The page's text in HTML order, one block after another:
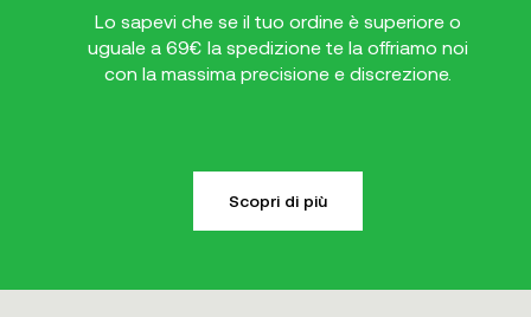
Lo sapevi che se il tuo ordine è superiore o
uguale a 69€ la spedizione te la offriamo noi
con la massima precisione e discrezione.
Scopri di più